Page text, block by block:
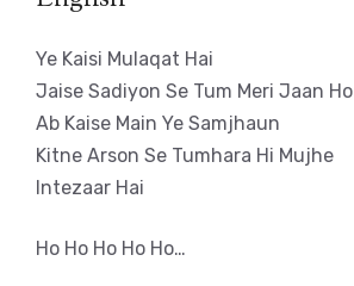
Ye Kaisi Mulaqat Hai
Jaise Sadiyon Se Tum Meri Jaan Ho
Ab Kaise Main Ye Samjhaun
Kitne Arson Se Tumhara Hi Mujhe
Intezaar Hai
Ho Ho Ho Ho Ho…